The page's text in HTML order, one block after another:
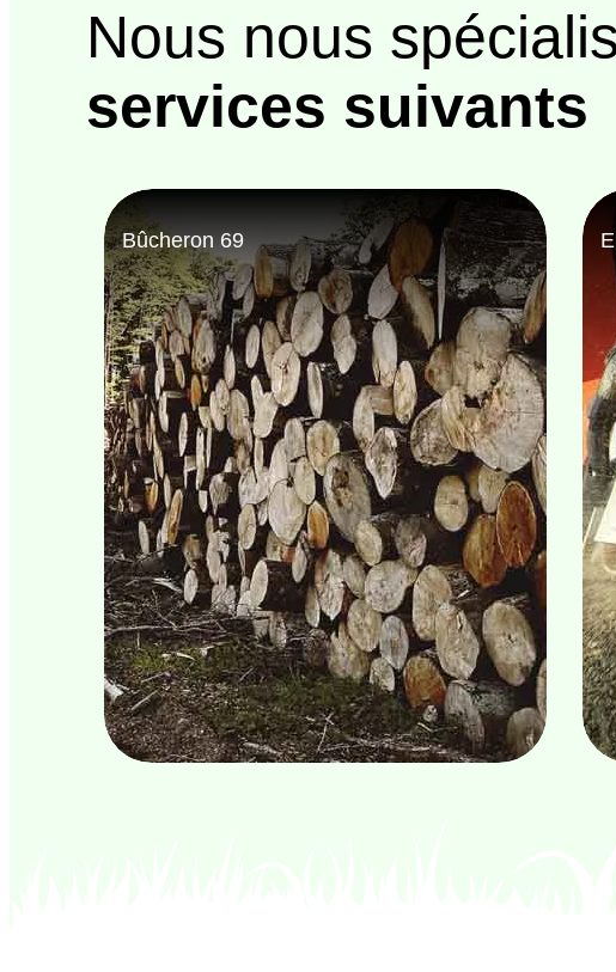
Nous nous
services suivants
Entreprise abattage d'arbre 69